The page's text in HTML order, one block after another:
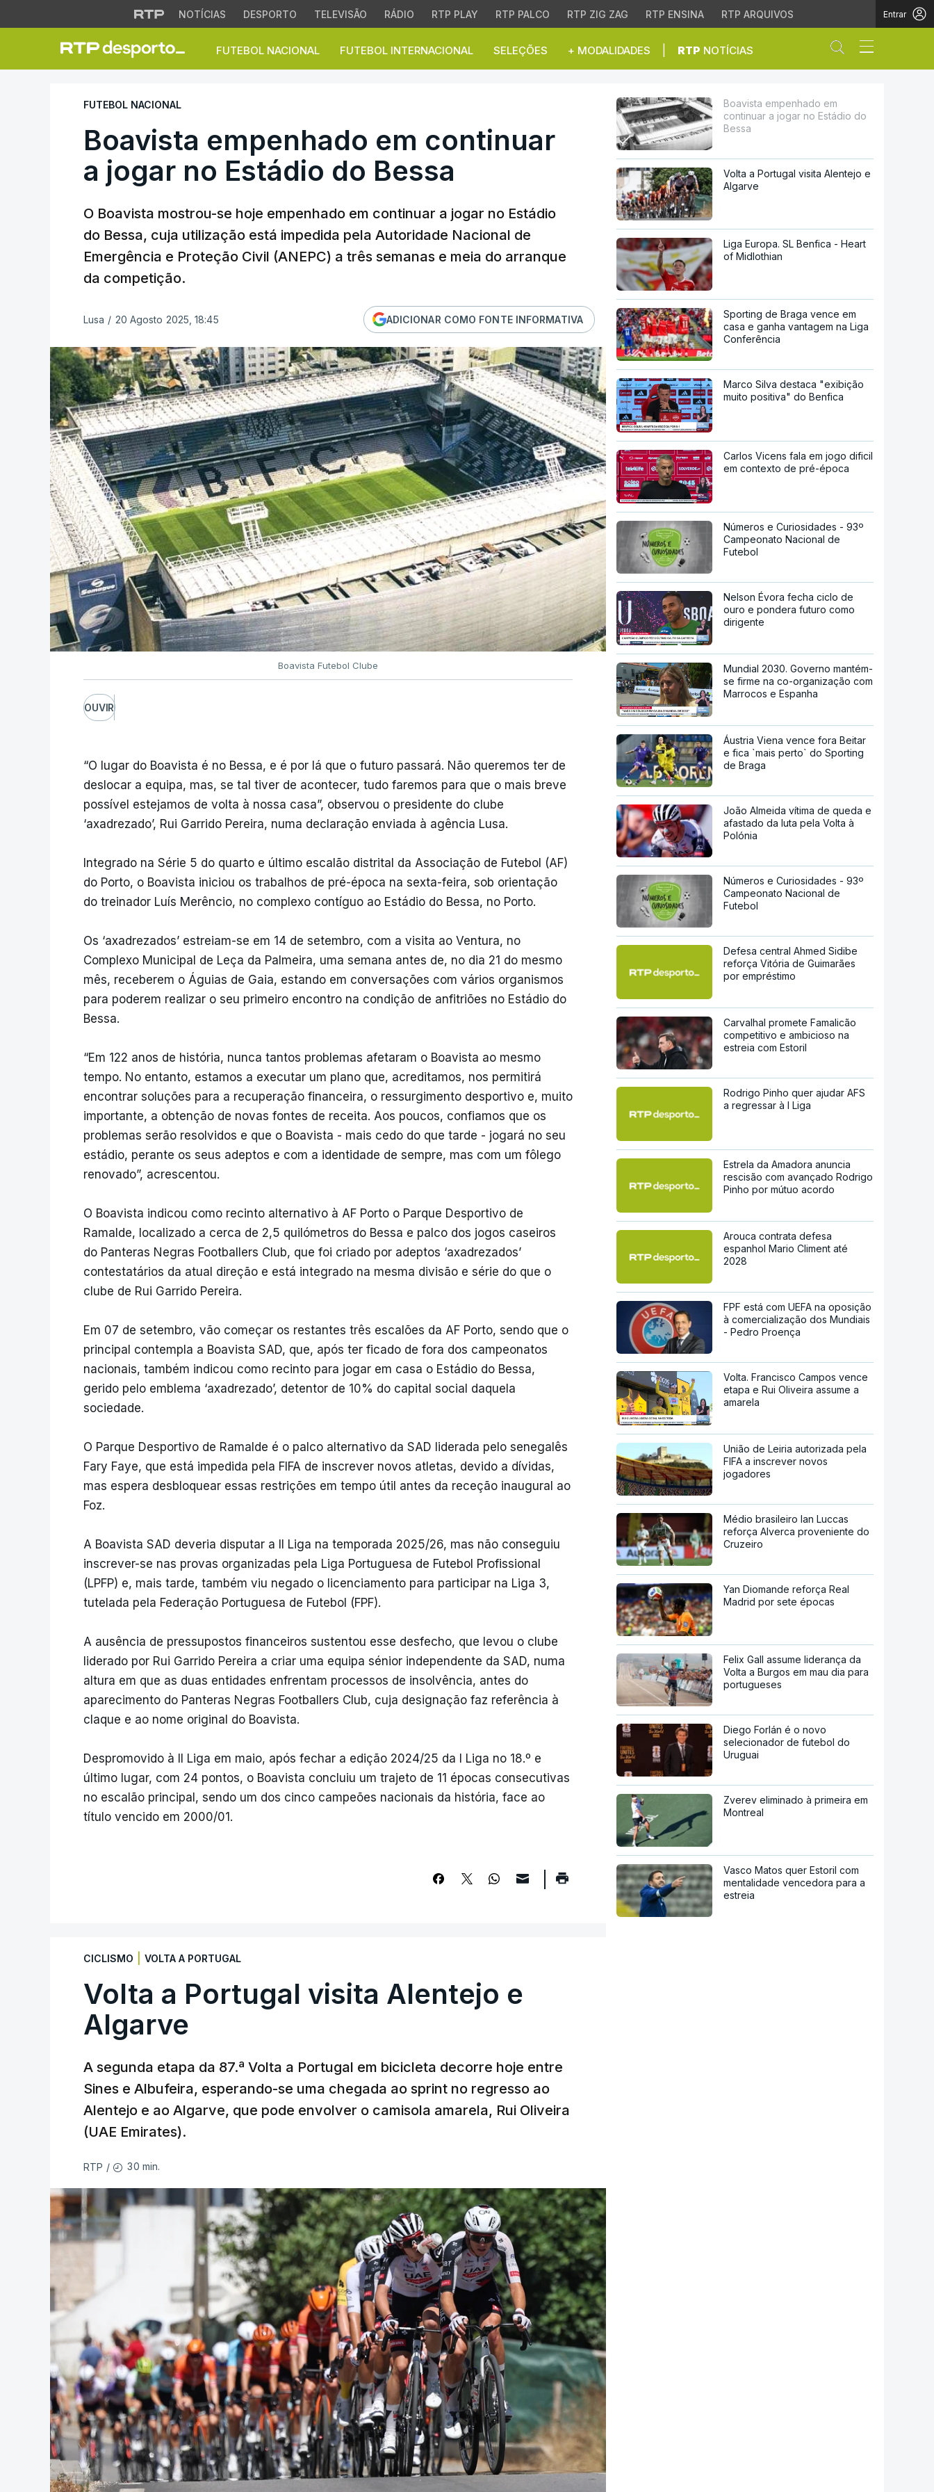
NOTÍCIAS DESPORTO TELEVISÃO RÁDIO RTP PLAY RTP PALCO RTP ZIG ZAG RTP ENSINA RTP ARQUIVOS Entrar
FUTEBOL NACIONAL FUTEBOL INTERNACIONAL SELEÇÕES + MODALIDADES RTP NOTÍCIAS Abrir campo
Boavista empenhado em continuar a jogar no Estádio do Bessa
FUTEBOL NACIONAL
Boavista empenhado em continuar
a jogar no Estádio do Bessa
O Boavista mostrou-se hoje empenhado em continuar a jogar no Estádio
do Bessa, cuja utilização está impedida pela Autoridade Nacional de
Emergência e Proteção Civil (ANEPC) a três semanas e meia do arranque
da competição.
Lusa / 20 Agosto 2025, 18:45 ADICIONAR COMO FONTE INFORMATIVA
Boavista Futebol Clube
OUVIR
“O lugar do Boavista é no Bessa, e é por lá que o futuro passará. Não queremos ter de
deslocar a equipa, mas, se tal tiver de acontecer, tudo faremos para que o mais breve
possível estejamos de volta à nossa casa”, observou o presidente do clube
‘axadrezado’, Rui Garrido Pereira, numa declaração enviada à agência Lusa.
Integrado na Série 5 do quarto e último escalão distrital da Associação de Futebol (AF)
do Porto, o Boavista iniciou os trabalhos de pré-época na sexta-feira, sob orientação
do treinador Luís Merêncio, no complexo contíguo ao Estádio do Bessa, no Porto.
Os ‘axadrezados’ estreiam-se em 14 de setembro, com a visita ao Ventura, no
Complexo Municipal de Leça da Palmeira, uma semana antes de, no dia 21 do mesmo
mês, receberem o Águias de Gaia, estando em conversações com vários organismos
para poderem realizar o seu primeiro encontro na condição de anfitriões no Estádio do
Bessa.
“Em 122 anos de história, nunca tantos problemas afetaram o Boavista ao mesmo
tempo. No entanto, estamos a executar um plano que, acreditamos, nos permitirá
encontrar soluções para a recuperação financeira, o ressurgimento desportivo e, muito
importante, a obtenção de novas fontes de receita. Aos poucos, confiamos que os
problemas serão resolvidos e que o Boavista - mais cedo do que tarde - jogará no seu
estádio, perante os seus adeptos e com a identidade de sempre, mas com um fôlego
renovado”, acrescentou.
O Boavista indicou como recinto alternativo à AF Porto o Parque Desportivo de
Ramalde, localizado a cerca de 2,5 quilómetros do Bessa e palco dos jogos caseiros
do Panteras Negras Footballers Club, que foi criado por adeptos ‘axadrezados’
contestatários da atual direção e está integrado na mesma divisão e série do que o
clube de Rui Garrido Pereira.
Em 07 de setembro, vão começar os restantes três escalões da AF Porto, sendo que o
principal contempla a Boavista SAD, que, após ter ficado de fora dos campeonatos
nacionais, também indicou como recinto para jogar em casa o Estádio do Bessa,
gerido pelo emblema ‘axadrezado’, detentor de 10% do capital social daquela
sociedade.
O Parque Desportivo de Ramalde é o palco alternativo da SAD liderada pelo senegalês
Fary Faye, que está impedida pela FIFA de inscrever novos atletas, devido a dívidas,
mas espera desbloquear essas restrições em tempo útil antes da receção inaugural ao
Foz.
A Boavista SAD deveria disputar a II Liga na temporada 2025/26, mas não conseguiu
inscrever-se nas provas organizadas pela Liga Portuguesa de Futebol Profissional
(LPFP) e, mais tarde, também viu negado o licenciamento para participar na Liga 3,
tutelada pela Federação Portuguesa de Futebol (FPF).
A ausência de pressupostos financeiros sustentou esse desfecho, que levou o clube
liderado por Rui Garrido Pereira a criar uma equipa sénior independente da SAD, numa
altura em que as duas entidades enfrentam processos de insolvência, antes do
aparecimento do Panteras Negras Footballers Club, cuja designação faz referência à
claque e ao nome original do Boavista.
Despromovido à II Liga em maio, após fechar a edição 2024/25 da I Liga no 18.º e
último lugar, com 24 pontos, o Boavista concluiu um trajeto de 11 épocas consecutivas
no escalão principal, sendo um dos cinco campeões nacionais da história, face ao
título vencido em 2000/01.
CICLISMO VOLTA A PORTUGAL
Volta a Portugal visita Alentejo e
Algarve
A segunda etapa da 87.ª Volta a Portugal em bicicleta decorre hoje entre
Sines e Albufeira, esperando-se uma chegada ao sprint no regresso ao
Alentejo e ao Algarve, que pode envolver o camisola amarela, Rui Oliveira
(UAE Emirates).
RTP / 30 min.
Boavista empenhado em
continuar a jogar no Estádio do
Bessa
Volta a Portugal visita Alentejo e
Algarve
Liga Europa. SL Benfica - Heart
of Midlothian
Sporting de Braga vence em
casa e ganha vantagem na Liga
Conferência
Marco Silva destaca "exibição
muito positiva" do Benfica
Carlos Vicens fala em jogo dificil
em contexto de pré-época
Números e Curiosidades - 93º
Campeonato Nacional de
Futebol
Nelson Évora fecha ciclo de
ouro e pondera futuro como
dirigente
Mundial 2030. Governo mantém-
se firme na co-organização com
Marrocos e Espanha
Áustria Viena vence fora Beitar
e fica `mais perto` do Sporting
de Braga
João Almeida vítima de queda e
afastado da luta pela Volta à
Polónia
Números e Curiosidades - 93º
Campeonato Nacional de
Futebol
Defesa central Ahmed Sidibe
reforça Vitória de Guimarães
por empréstimo
Carvalhal promete Famalicão
competitivo e ambicioso na
estreia com Estoril
Rodrigo Pinho quer ajudar AFS
a regressar à I Liga
Estrela da Amadora anuncia
rescisão com avançado Rodrigo
Pinho por mútuo acordo
Arouca contrata defesa
espanhol Mario Climent até
2028
FPF está com UEFA na oposição
à comercialização dos Mundiais
- Pedro Proença
Volta. Francisco Campos vence
etapa e Rui Oliveira assume a
amarela
União de Leiria autorizada pela
FIFA a inscrever novos
jogadores
Médio brasileiro Ian Luccas
reforça Alverca proveniente do
Cruzeiro
Yan Diomande reforça Real
Madrid por sete épocas
Felix Gall assume liderança da
Volta a Burgos em mau dia para
portugueses
Diego Forlán é o novo
selecionador de futebol do
Uruguai
Zverev eliminado à primeira em
Montreal
Vasco Matos quer Estoril com
mentalidade vencedora para a
estreia